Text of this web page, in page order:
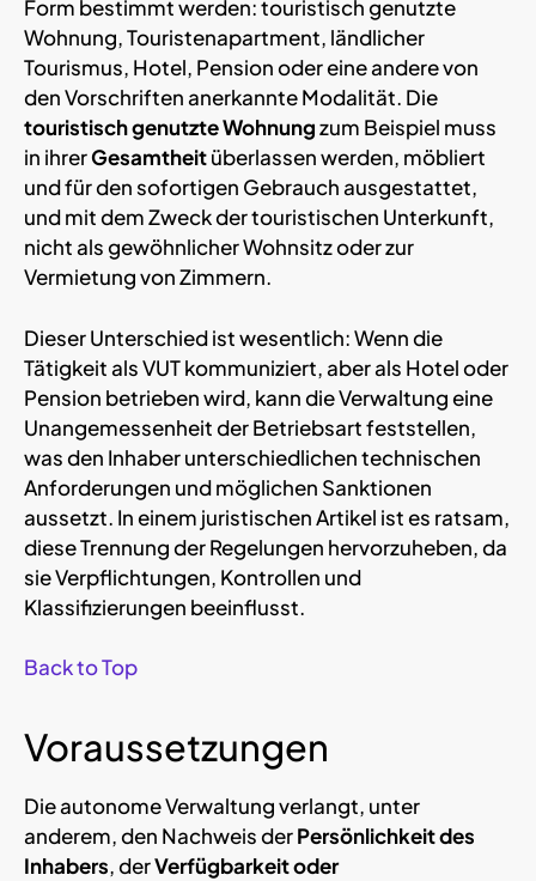
Form bestimmt werden: touristisch genutzte
Wohnung, Touristenapartment, ländlicher
Tourismus, Hotel, Pension oder eine andere von
den Vorschriften anerkannte Modalität. Die
touristisch genutzte Wohnungzum Beispiel muss
in ihrerGesamtheitüberlassen werden, möbliert
und für den sofortigen Gebrauch ausgestattet,
und mit dem Zweck der touristischen Unterkunft,
nicht als gewöhnlicher Wohnsitz oder zur
Vermietung von Zimmern.
Dieser Unterschied ist wesentlich: Wenn die
Tätigkeit als VUT kommuniziert, aber als Hotel oder
Pension betrieben wird, kann die Verwaltung eine
Unangemessenheit der Betriebsart feststellen,
was den Inhaber unterschiedlichen technischen
Anforderungen und möglichen Sanktionen
aussetzt. In einem juristischen Artikel ist es ratsam,
diese Trennung der Regelungen hervorzuheben, da
sie Verpflichtungen, Kontrollen und
Klassifizierungen beeinflusst.
Back to Top
Voraussetzungen
Die autonome Verwaltung verlangt, unter
anderem, den Nachweis derPersönlichkeit des
Inhabers, derVerfügbarkeit oder